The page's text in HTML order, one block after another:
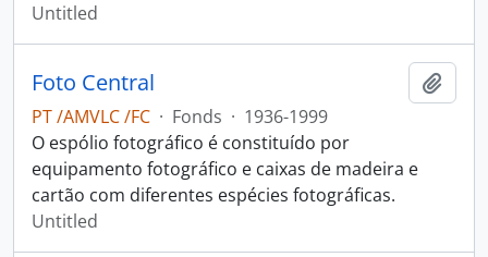
Untitled
Foto Central
PT /AMVLC /FC · Fonds · 1936-1999
O espólio fotográfico é constituído por
equipamento fotográfico e caixas de madeira e
cartão com diferentes espécies fotográficas.
Untitled